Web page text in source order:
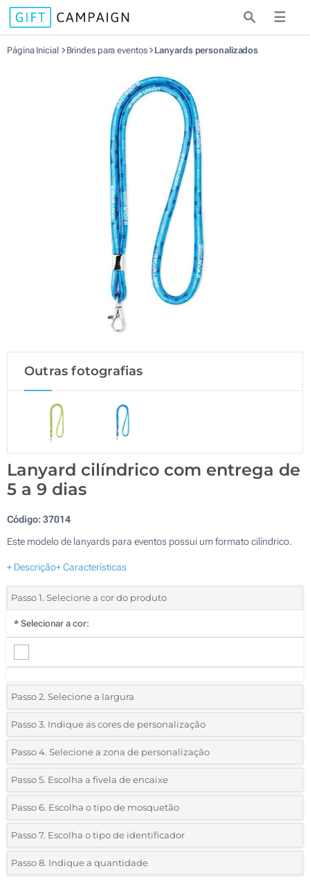
☰
Página Inicial Brindes para eventos Lanyards personalizados
Outras fotografias
Lanyard cilíndrico com entrega de
5 a 9 dias
Código:37014
Este modelo de lanyards para eventos possui um formato cilíndrico.
+ Descrição+ Características
Passo 1. Selecione a cor do produto
* Selecionar a cor:
Passo 2. Selecione a largura
*Selecione a largura da fita de pescoço:
8mm
Passo 3. Indique as cores de personalização
*Selecione o tipo de marcação e as cores do logotipo:
Sublimação a cores
Sem marcação
Passo 4. Selecione a zona de personalização
*Onde quer imprimir o seu logotipo?:
1 face
Passo 5. Escolha a fivela de encaixe
*Indique-nos se deseja incluir uma fivela de encaixe:
Sem fivela
Passo 6. Escolha o tipo de mosquetão
Mosquetão metálico standard
Passo 7. Escolha o tipo de identificador
Sem identificador
Passo 8. Indique a quantidade